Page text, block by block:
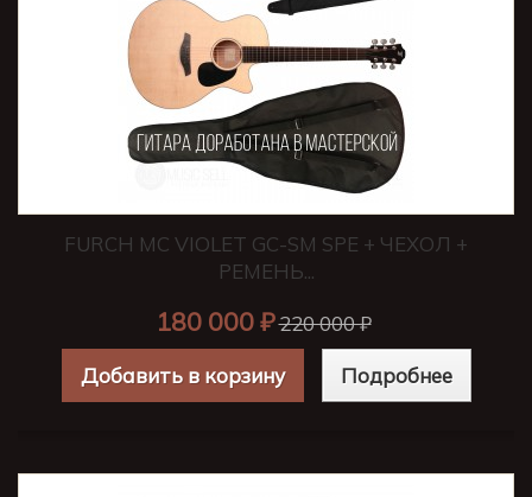
FURCH MC VIOLET GC-SM SPE + ЧЕХОЛ +
РЕМЕНЬ...
180 000 ₽220 000 ₽
Добавить в корзину Подробнее